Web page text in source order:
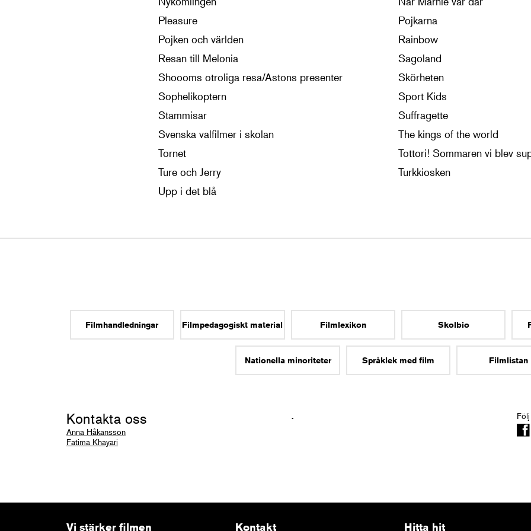
Pleasure
Pojkarna
Pojken och världen
Rainbow
Resan till Melonia
Sagoland
Shoooms otroliga resa/Astons presenter
Skörheten
Sophelikoptern
Sport Kids
Stammisar
Suffragette
Svenska valfilmer i skolan
The kings of the world
Tornet
Tottori! Sommaren vi blev
Ture och Jerry
Turkkiosken
Upp i det blå
Filmhandledningar Filmpedagogiskt material Filmlexikon Skolbio
Nationella minoriteter Språklek med film Filmlistan
Kontakta oss
Anna Håkansson
Fatima Khayari
.
Vi stärker filmen Kontakt Hitta hit